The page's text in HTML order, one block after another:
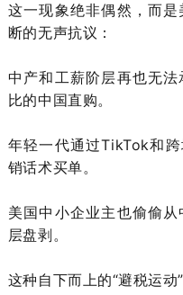
这一现象绝非偶然，而
断的无声抗议：
中产和工薪阶层再也无
比的中国直购。
年轻一代通过TikTok和
销话术买单。
美国中小企业主也偷偷
层盘剥。
这种自下而上的“避税运